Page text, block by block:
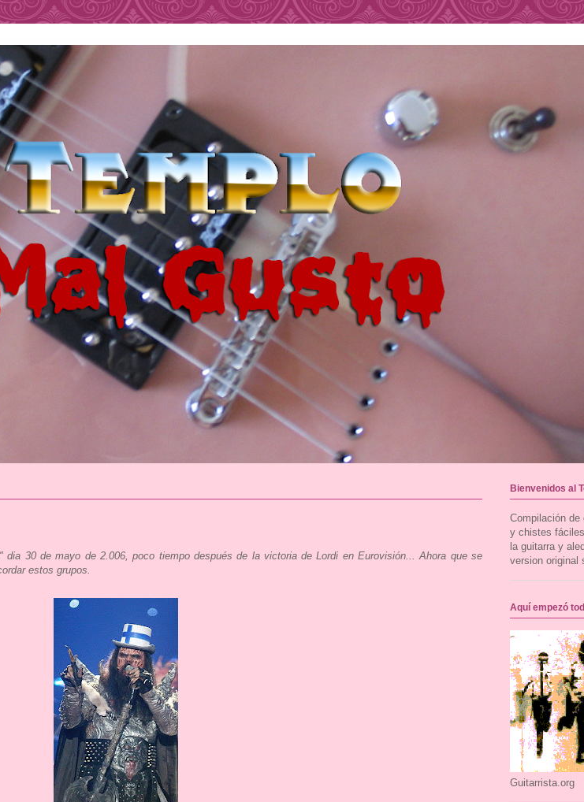
dia 30 de mayo de 2.006, poco tiempo después de la victoria de Lordi en Eurovisión... Ahora que se
estos grupos.
Bienvenidos al
Compilación
y chistes
la guitarra y
version original
Aquí empezó
Guitarrista.org